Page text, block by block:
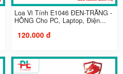
Loa Vi Tính E1046 ĐEN-TRẮNG -
HỒNG Cho PC, Laptop, Điện...
120.000 đ